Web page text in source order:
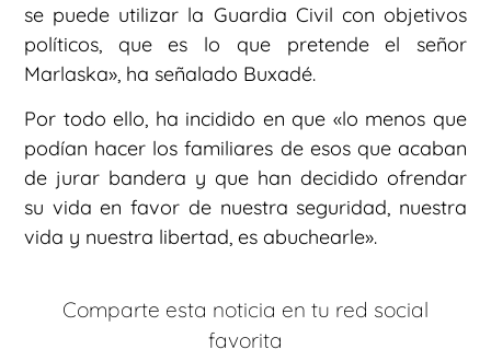
se puede utilizar la Guardia Civil con objetivos
políticos, que es lo que pretende el señor
Marlaska», ha señalado Buxadé.
Por todo ello, ha incidido en que «lo menos que
podían hacer los familiares de esos que acaban
de jurar bandera y que han decidido ofrendar
su vida en favor de nuestra seguridad, nuestra
vida y nuestra libertad, es abuchearle».
Comparte esta noticia en tu red social
favorita